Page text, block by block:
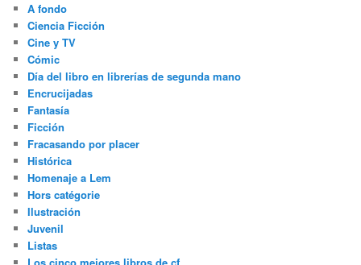
A fondo
Ciencia Ficción
Cine y TV
Cómic
Día del libro en librerías de segunda mano
Encrucijadas
Fantasía
Ficción
Fracasando por placer
Histórica
Homenaje a Lem
Hors catégorie
Ilustración
Juvenil
Listas